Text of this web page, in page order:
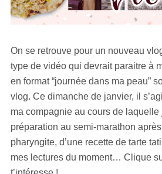
On se retrouve pour un nouveau
type de vidéo qui devrait paraitre à
en format “journée dans ma peau”
vlog. Ce dimanche de janvier, il
ma compagnie au cours de laquelle
préparation au semi-marathon
pharyngite, d’une recette de tarte
mes lectures du moment… Clique